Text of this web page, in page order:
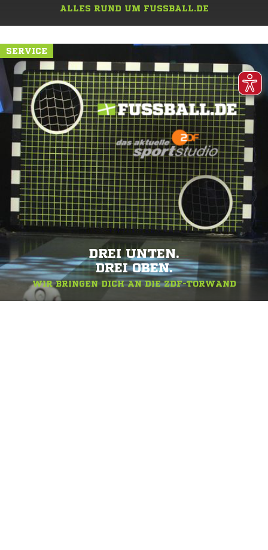
ALLES RUND UM FUSSBALL.DE
SERVICE
DREI UNTEN.
DREI OBEN.
WIR BRINGEN DICH AN DIE ZDF-TORWAND